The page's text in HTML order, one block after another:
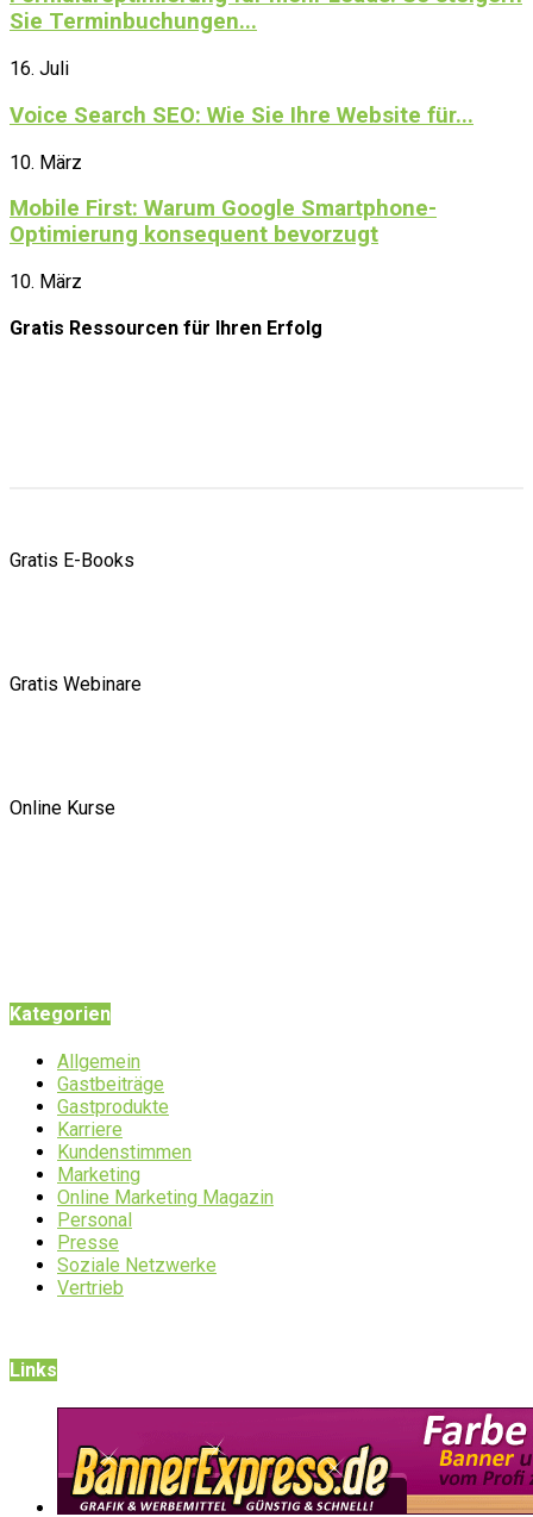
Sie Terminbuchungen...
16. Juli
Voice Search SEO: Wie Sie Ihre Website für...
10. März
Mobile First: Warum Google Smartphone-
Optimierung konsequent bevorzugt
10. März
Gratis Ressourcen für Ihren Erfolg
Gratis E-Books
Gratis Webinare
Online Kurse
Kategorien
Allgemein
Gastbeiträge
Gastprodukte
Karriere
Kundenstimmen
Marketing
Online Marketing Magazin
Personal
Presse
Soziale Netzwerke
Vertrieb
Links